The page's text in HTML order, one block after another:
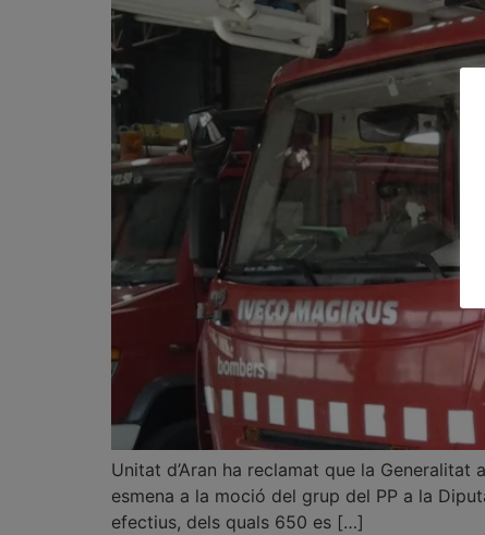
Unitat d’Aran ha reclamat que la
esmena a la moció del grup del PP a la
efectius, dels quals 650 es […]